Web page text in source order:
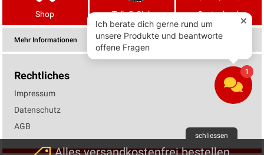
Shop Tells® Club Gartenbuch
Mehr Informationen
Rechtliches
Impressum
Datenschutz
AGB
schliessen
Alles versandkostenfrei bestellen